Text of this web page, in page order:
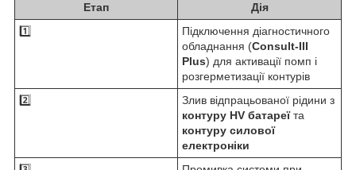
Етап
Дія
1️⃣
Підключення діагностичного
обладнання (Consult-III
Plus) для активації помп і
розгерметизації контурів
2️⃣
Злив відпрацьованої рідини з
контуру HV батареїта
контуру силової
електроніки